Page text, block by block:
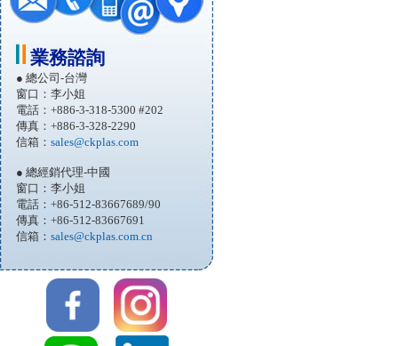
業務諮詢
● 總公司-台灣
窗口：李小姐
電話：+886-3-318-5300 #202
傳真：+886-3-328-2290
信箱： sales@ckplas.com
● 總經銷代理-中國
窗口：李小姐
電話：+86-512-83667689/90
傳真：+86-512-83667691
信箱： sales@ckplas.com.cn